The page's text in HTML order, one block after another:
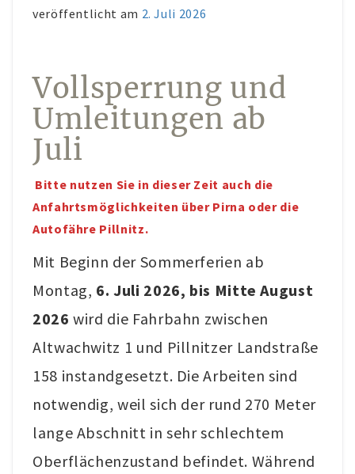
Unterkünfte & Restaurants
Mein Konto
Adresse
Konto-Details
Versand & Lieferung
Zahlungsmöglichkeiten
Rückgabe & Umtausch
Widerrufsrecht
AGB
Datenschutzerklärung
VERANSTALTUNGEN/KONZERTE
Offene Weinbergs- und Kräuterwanderungen
individuell geplante Weinbergsführungen
veröffentlicht am 2. Juli 2026
Vollsperrung und
Umleitungen ab
Juli
Bitte nutzen Sie in dieser Zeit auch die
Anfahrtsmöglichkeiten über Pirna oder die
Autofähre Pillnitz.
Mit Beginn der Sommerferien ab
Montag, 6. Juli 2026, bis Mitte August
2026wird die Fahrbahn zwischen
Altwachwitz 1 und Pillnitzer Landstraße
158 instandgesetzt. Die Arbeiten sind
notwendig, weil sich der rund 270 Meter
lange Abschnitt in sehr schlechtem
Oberflächenzustand befindet. Während